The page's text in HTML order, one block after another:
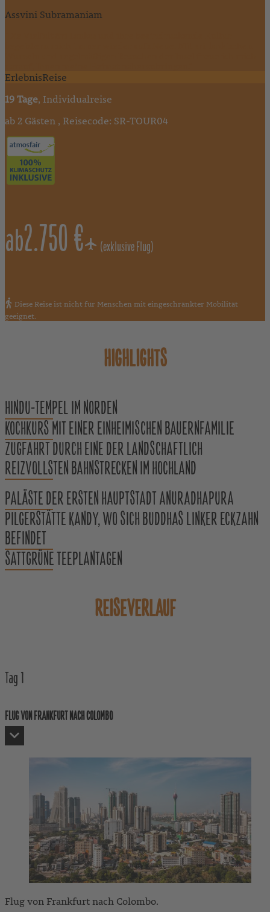
Assvini Subramaniam
ErlebnisReise
19 Tage, Individualreise
ab 2 Gästen , Reisecode: SR-TOUR04
ab2.750 € (exklusive Flug)
Diese Reise ist nicht für Menschen mit eingeschränkter Mobilität
geeignet.
HIGHLIGHTS
HINDU-TEMPEL IM NORDEN
KOCHKURS MIT EINER EINHEIMISCHEN BAUERNFAMILIE
ZUGFAHRT DURCH EINE DER LANDSCHAFTLICH
REIZVOLLSTEN BAHNSTRECKEN IM HOCHLAND
PALÄSTE DER ERSTEN HAUPTSTADT ANURADHAPURA
PILGERSTÄTTE KANDY, WO SICH BUDDHAS LINKER ECKZAHN
BEFINDET
SATTGRÜNE TEEPLANTAGEN
REISEVERLAUF
Tag 1
FLUG VON FRANKFURT NACH COLOMBO
Flug von Frankfurt nach Colombo.